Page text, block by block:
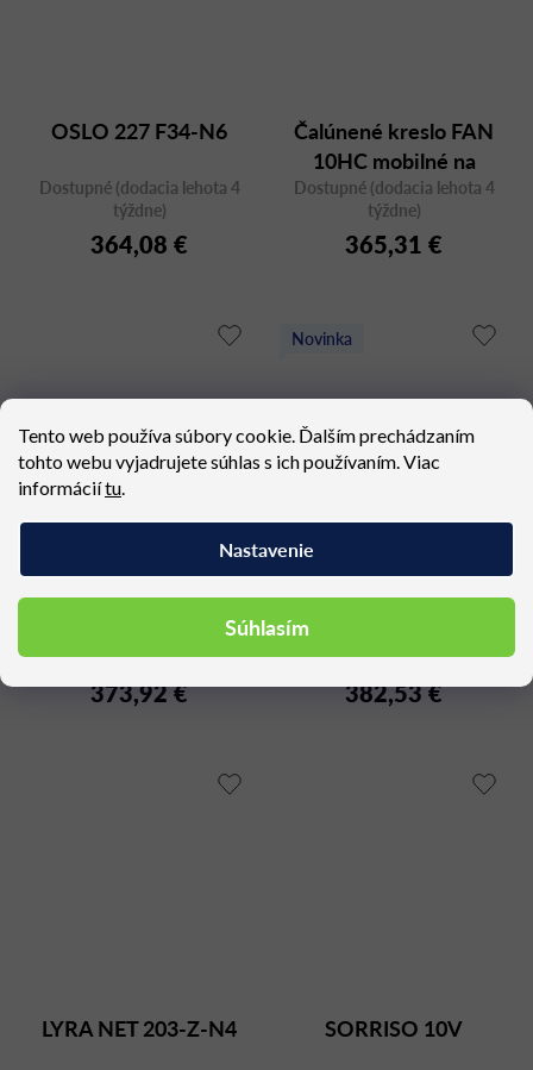
Tento web používa súbory cookie. Ďalším prechádzaním
tohto webu vyjadrujete súhlas s ich používaním. Viac
informáciítu.
Nastavenie
Súhlasím
OSLO 227 F34-N6
Dostupné (dodacia lehota 4
týždne)
364,08 €
Čalúnené kreslo FAN
10HC mobilné na
kolieskach
Dostupné (dodacia lehota 4
týždne)
365,31 €
ACOS Pro 30H chrome
Dostupné (dodacia lehota 4
týždne)
373,92 €
Novinka
Konferenčná stolička
Dostupné (dodacia lehota 4
týždne)
382,53 €
LYRA NET 203-Z-N4 SORRISO 10V